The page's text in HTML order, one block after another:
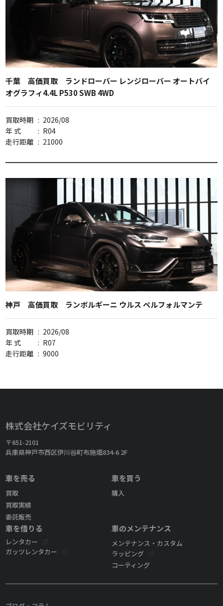
千葉 高価買取 ランドローバー レンジローバー オートバイ
オグラフィ4.4L P530 SWB 4WD
買取時期 : 2026/08
年 式
: R04
走行距離 : 21000
神戸 高価買取 ランボルギーニ ウルス ペルフォルマンテ
買取時期 : 2026/08
年 式
: R07
走行距離 : 9000
株式会社ケイズモビリティ
〒651-2101
兵庫県神戸市西区伊川谷町布施畑834-6 2F
車を売る
買取
買取実績
委託販売
車を買う
購入
車を借りる
レンタカー
ガッツレンタカー
車のメンテナンス
メンテナンス・カスタム
ラッピング
コーティング